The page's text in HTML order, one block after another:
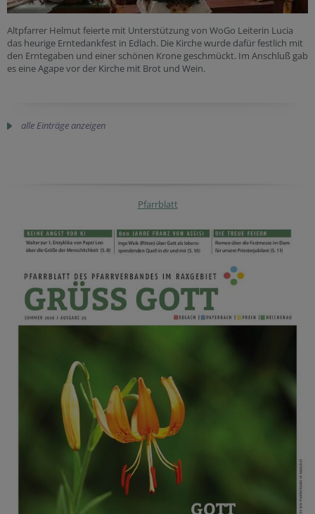
Altpfarrer Helmut feierte mit Unterstützung von WoGo Leiterin Lucia
das heurige Erntedankfest in Edlach. Die Kirche wurde dafür festlich mit
den Erntegaben und einer schönen Krone geschmückt. Im Anschluß gab
es eine Agape vor der Kirche mit Brot und Wein.
alle Einträge anzeigen
Pfarrblatt